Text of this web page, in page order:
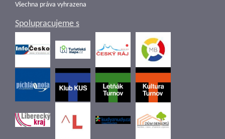
Všechna práva vyhrazena
Spolupracujeme s